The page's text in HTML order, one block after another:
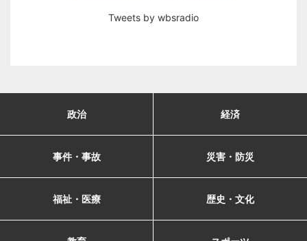
Tweets by wbsradio
政治 経済
事件・事故 災害・防災
福祉・医療 歴史・文化